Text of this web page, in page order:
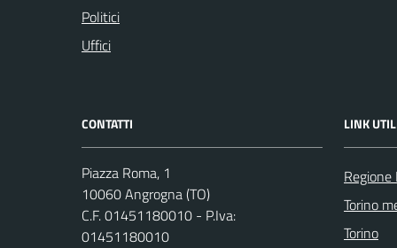
Politici
Uffici
CONTATTI
Piazza Roma, 1
10060 Angrogna (TO)
C.F. 01451180010 - P.Iva:
01451180010
LINK
Torino
Torino